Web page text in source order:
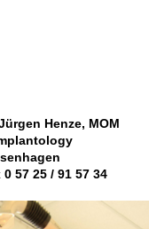
Henze, MOM
57 25 / 91 57 34